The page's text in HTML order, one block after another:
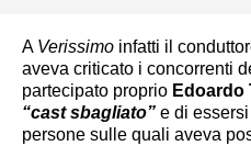
A Verissimo infatti il
aveva criticato i concorrenti
partecipato proprio Edoardo
“cast sbagliato” e di
persone sulle quali aveva